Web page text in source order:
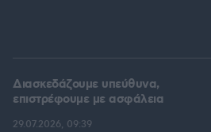
Διασκεδάζουμε υπεύθυνα,
επιστρέφουμε με ασφάλεια
29.07.2026, 09:39